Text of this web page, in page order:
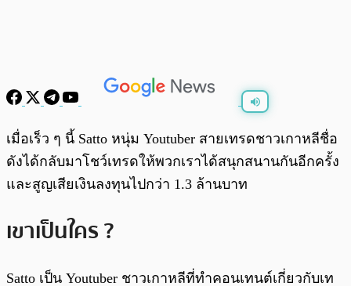
พร้อมเล่น 0:00
เมื่อเร็ว ๆ นี้ Satto หนุ่ม Youtuber สายเทรดชาวเกาหลีชื่อ
ดังได้กลับมาโชว์เทรดให้พวกเราได้สนุกสนานกันอีกครั้ง
และสูญเสียเงินลงทุนไปกว่า 1.3 ล้านบาท
เขาเป็นใคร ?
Satto เป็น Youtuber ชาวเกาหลีที่ทำคอนเทนต์เกี่ยวกับเท